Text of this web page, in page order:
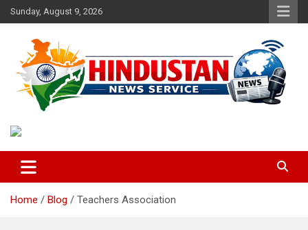
Skip
to
Sunday, August 9, 2026
Hindustan News Service
Home Blog Teachers Association